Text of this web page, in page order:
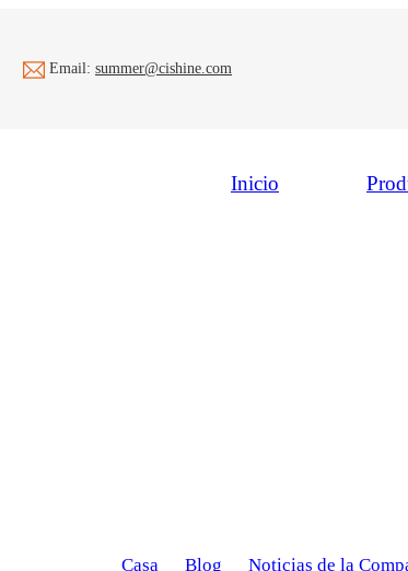
Email: summer@cishine.com
Inicio
Casa> Blog Noticias de la